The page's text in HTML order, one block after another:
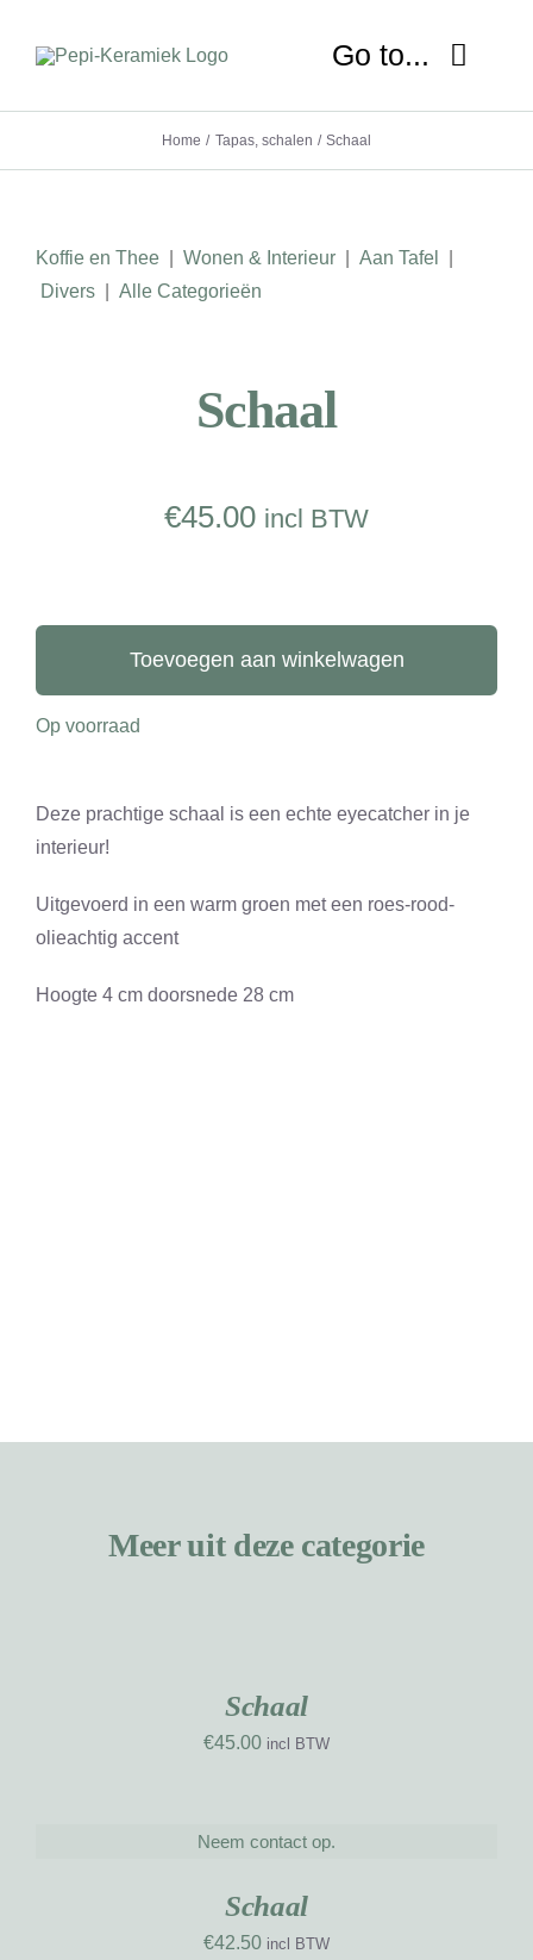
naar
Go to...
HOME
WORKSHOP
Home Tapas, schalen Schaal
Koffie en Thee| Wonen & Interieur| Aan Tafel
Divers| Alle Categorieën
Schaal
€45.00 incl BTW
aantal
Toevoegen aan winkelwagen
Op voorraad
Deze prachtige schaal is een echte eyecatcher in je
interieur!
Uitgevoerd in een warm groen met een roes-rood-
olieachtig accent
Hoogte 4 cm doorsnede 28 cm
Meer uit deze categorie
Schaal
€45.00 incl BTW
Neem contact op.
Schaal
€42.50 incl BTW